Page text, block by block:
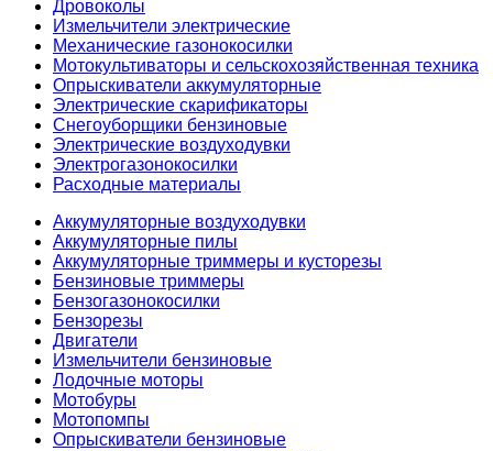
Дровоколы
Измельчители электрические
Механические газонокосилки
Мотокультиваторы и сельскохозяйственная техника
Опрыскиватели аккумуляторные
Электрические скарификаторы
Снегоуборщики бензиновые
Электрические воздуходувки
Электрогазонокосилки
Расходные материалы
Аккумуляторные воздуходувки
Аккумуляторные пилы
Аккумуляторные триммеры и кусторезы
Бензиновые триммеры
Бензогазонокосилки
Бензорезы
Двигатели
Измельчители бензиновые
Лодочные моторы
Мотобуры
Мотопомпы
Опрыскиватели бензиновые